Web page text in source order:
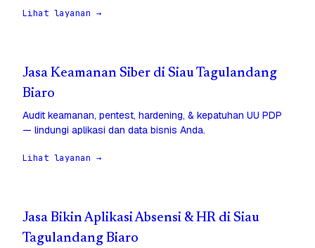
Lihat layanan →
Jasa Keamanan Siber di Siau Tagulandang
Biaro
Audit keamanan, pentest, hardening, & kepatuhan UU PDP
— lindungi aplikasi dan data bisnis Anda.
Lihat layanan →
Jasa Bikin Aplikasi Absensi & HR di Siau
Tagulandang Biaro